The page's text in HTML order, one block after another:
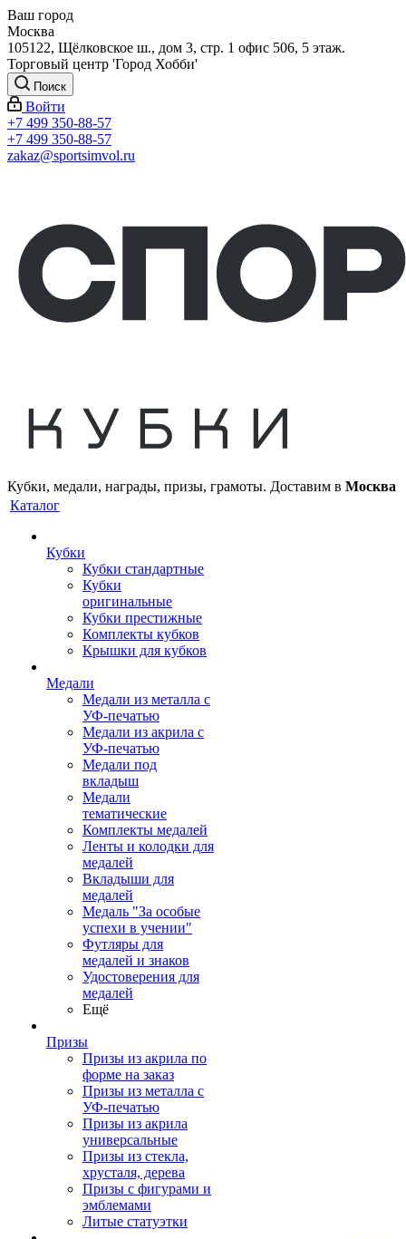
Ваш город
Москва
105122, Щёлковское ш., дом 3, стр. 1 офис 506, 5 этаж.
Торговый центр 'Город Хобби'
Поиск
Войти
+7 499 350-88-57
+7 499 350-88-57
zakaz@sportsimvol.ru
Кубки, медали, награды, призы, грамоты. Доставим в Москва
Каталог
Кубки
Кубки стандартные
Кубки
оригинальные
Кубки престижные
Комплекты кубков
Крышки для кубков
Медали
Медали из металла с
УФ-печатью
Медали из акрила с
УФ-печатью
Медали под
вкладыш
Медали
тематические
Комплекты медалей
Ленты и колодки для
медалей
Вкладыши для
медалей
Медаль "За особые
успехи в учении"
Футляры для
медалей и знаков
Удостоверения для
медалей
Ещё
Призы
Призы из акрила по
форме на заказ
Призы из металла с
УФ-печатью
Призы из акрила
универсальные
Призы из стекла,
хрусталя, дерева
Призы с фигурами и
эмблемами
Литые статуэтки